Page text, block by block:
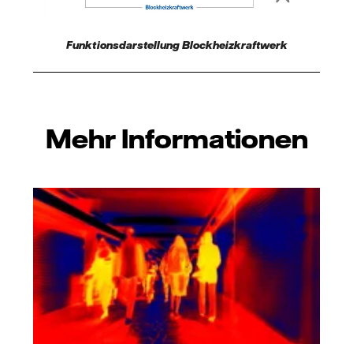
Funktionsdarstellung Blockheizkraftwerk
Mehr Informationen